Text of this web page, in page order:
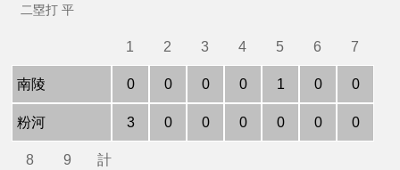
二塁打 平
南陵
粉河
1
0
3
2
0
0
3
0
0
4
0
0
5
1
0
6
0
0
7
0
0
8 9 計